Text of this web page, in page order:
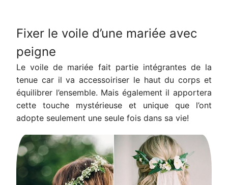
Fixer le voile d’une mariée avec
peigne
Le voile de mariée fait partie intégrantes de la
tenue car il va accessoiriser le haut du corps et
équilibrer l’ensemble. Mais également il apportera
cette touche mystérieuse et unique que l’ont
adopte seulement une seule fois dans sa vie!